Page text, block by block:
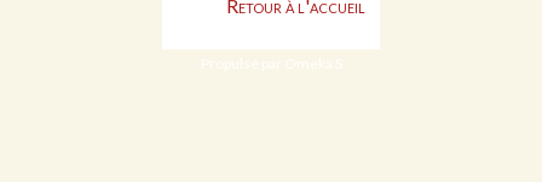
Retour à l'accueil
Propulsé par Omeka S